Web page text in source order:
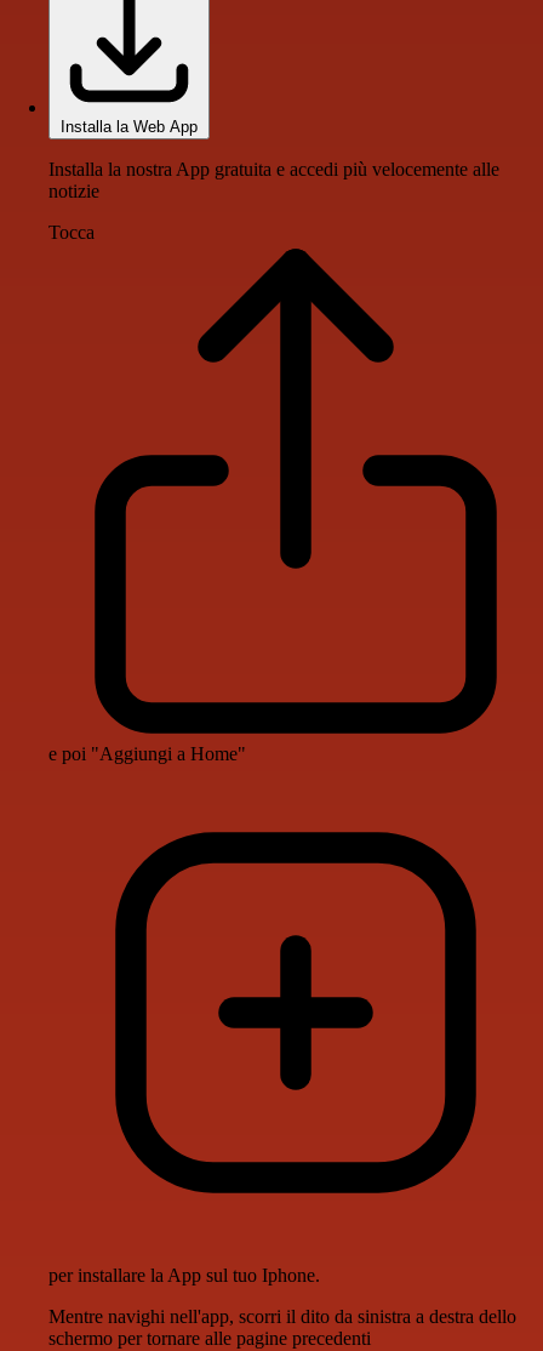
Installa la Web App
Installa la nostra App gratuita e accedi più velocemente alle
notizie
Tocca
e poi "Aggiungi a Home"
per installare la App sul tuo Iphone.
Mentre navighi nell'app, scorri il dito da sinistra a destra dello
schermo per tornare alle pagine precedenti